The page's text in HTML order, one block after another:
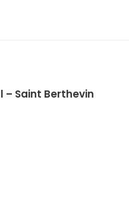
Saint Berthevin